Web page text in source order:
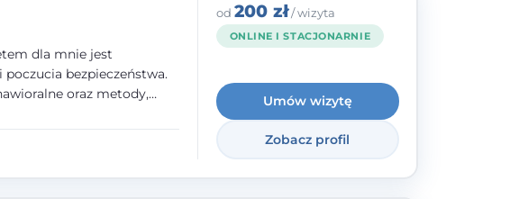
dla mnie jest
bezpieczeństwa.
oraz metody,
(TSR). Te polegają na
do
identyfikowanie i
od 200 zł/ wizyta
ONLINE I STACJONARNIE
Umów wizytę
Zobacz profil